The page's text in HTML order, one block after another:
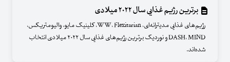
برترین رژیم غذایی سال ۲۰۲۲ میلادی
رژیم‌های غذایی مدیترانه‌ای،‌ WW، Flexitarian، کلینیک مایو، والیومتریکس،
DASH، MIND و نوردیک برترین رژیم‌های غذایی سال ۲۰۲۲ میلادی انتخاب
شده‌اند.